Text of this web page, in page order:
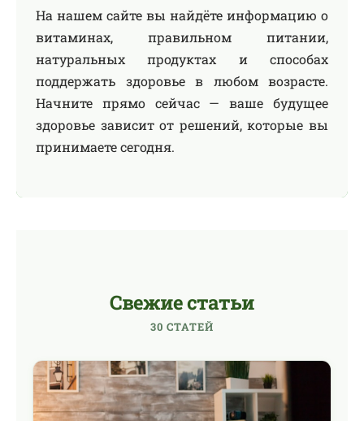
На нашем сайте вы найдёте информацию о
витаминах, правильном питании,
натуральных продуктах и способах
поддержать здоровье в любом возрасте.
Начните прямо сейчас — ваше будущее
здоровье зависит от решений, которые вы
принимаете сегодня.
Свежие статьи
30 СТАТЕЙ